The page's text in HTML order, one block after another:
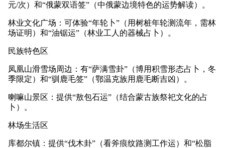
元/次）和“俄蒙双语签”（中俄蒙边境特色的运势解读）。
林业文化广场：可体验“年轮卜”（用树桩年轮测流年，需林
场证明）和“油锯运”（林业工人的器械占卜）。
民族特色区
凤凰山滑雪场周边：有“萨满雪卦”（博用积雪形态占卜，冬
季限定）和“驯鹿毛签”（鄂温克族用鹿毛断吉凶）。
喇嘛山景区：提供“敖包石运”（结合蒙古族祭祀文化的占
卜）。
林场生活区
库都尔镇：提供“伐木卦”（看斧痕纹路测工作运）和“松脂